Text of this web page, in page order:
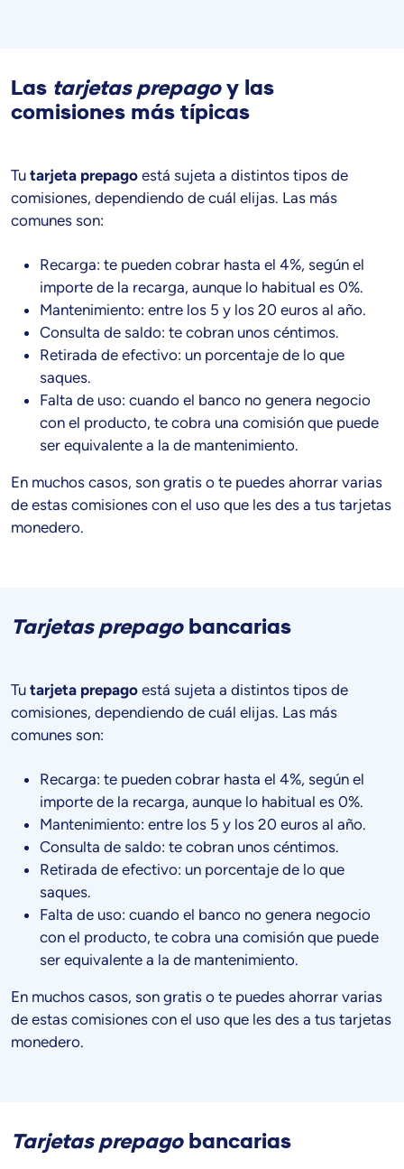
Las tarjetas prepagoy las
comisiones más típicas
Tu tarjeta prepago está sujeta a distintos tipos de
comisiones, dependiendo de cuál elijas. Las más
comunes son:
Recarga: te pueden cobrar hasta el 4%, según el
importe de la recarga, aunque lo habitual es 0%.
Mantenimiento: entre los 5 y los 20 euros al año.
Consulta de saldo: te cobran unos céntimos.
Retirada de efectivo: un porcentaje de lo que
saques.
Falta de uso: cuando el banco no genera negocio
con el producto, te cobra una comisión que puede
ser equivalente a la de mantenimiento.
En muchos casos, son gratis o te puedes ahorrar varias
de estas comisiones con el uso que les des a tus tarjetas
monedero.
Tarjetas prepagobancarias
Tu tarjeta prepago está sujeta a distintos tipos de
comisiones, dependiendo de cuál elijas. Las más
comunes son:
Recarga: te pueden cobrar hasta el 4%, según el
importe de la recarga, aunque lo habitual es 0%.
Mantenimiento: entre los 5 y los 20 euros al año.
Consulta de saldo: te cobran unos céntimos.
Retirada de efectivo: un porcentaje de lo que
saques.
Falta de uso: cuando el banco no genera negocio
con el producto, te cobra una comisión que puede
ser equivalente a la de mantenimiento.
En muchos casos, son gratis o te puedes ahorrar varias
de estas comisiones con el uso que les des a tus tarjetas
monedero.
Tarjetas prepagobancarias